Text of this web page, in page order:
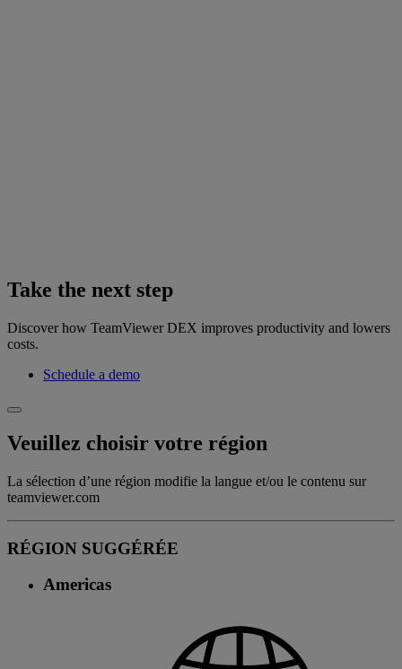
Take the next step
Discover how TeamViewer DEX improves productivity and lowers
costs.
Schedule a demo
Veuillez choisir votre région
La sélection d’une région modifie la langue et/ou le contenu sur
teamviewer.com
RÉGION SUGGÉRÉE
Americas